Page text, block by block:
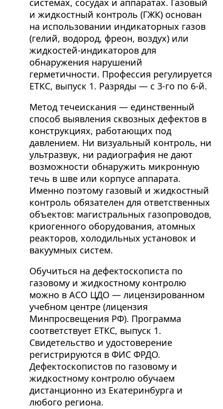
системах, сосудах и аппаратах. Газовый
и жидкостный контроль (ГЖК) основан
на использовании индикаторных газов
(гелий, водород, фреон, воздух) или
жидкостей-индикаторов для
обнаружения нарушений
герметичности. Профессия регулируется
ЕТКС, выпуск 1. Разряды — с 3-го по 6-й.
Метод течеискания — единственный
способ выявления сквозных дефектов в
конструкциях, работающих под
давлением. Ни визуальный контроль, ни
ультразвук, ни радиография не дают
возможности обнаружить микронную
течь в шве или корпусе аппарата.
Именно поэтому газовый и жидкостный
контроль обязателен для ответственных
объектов: магистральных газопроводов,
криогенного оборудования, атомных
реакторов, холодильных установок и
вакуумных систем.
Обучиться на дефектоскописта по
газовому и жидкостному контролю
можно в АСО ЦДО — лицензированном
учебном центре (лицензия
Минпросвещения РФ). Программа
соответствует ЕТКС, выпуск 1.
Свидетельство и удостоверение
регистрируются в ФИС ФРДО.
Дефектоскопистов по газовому и
жидкостному контролю обучаем
дистанционно из Екатеринбурга и
любого региона.